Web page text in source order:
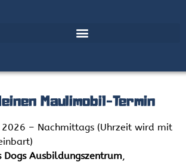
Maulimobil-Termin
– Nachmittags (Uhrzeit wird mit
Dogs Ausbildungszentrum,